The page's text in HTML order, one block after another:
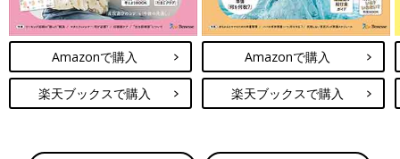
Amazonで購入
楽天ブックスで購入
Amazonで購入
楽天ブックスで購入